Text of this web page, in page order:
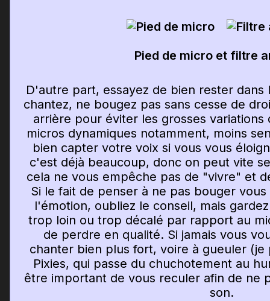
Pied de micro et filtre
D'autre part, essayez de bien rester
chantez, ne bougez pas sans cesse de
arrière pour éviter les grosses variations
micros dynamiques notamment, moins
bien capter votre voix si vous vous
c'est déjà beaucoup, donc on peut vite
cela ne vous empêche pas de "vivre" et
Si le fait de penser à ne pas bouger
l'émotion, oubliez le conseil, mais
trop loin ou trop décalé par rapport au
de perdre en qualité. Si jamais vous
chanter bien plus fort, voire à gueuler (je
Pixies, qui passe du chuchotement au
être important de vous reculer afin de ne
son.